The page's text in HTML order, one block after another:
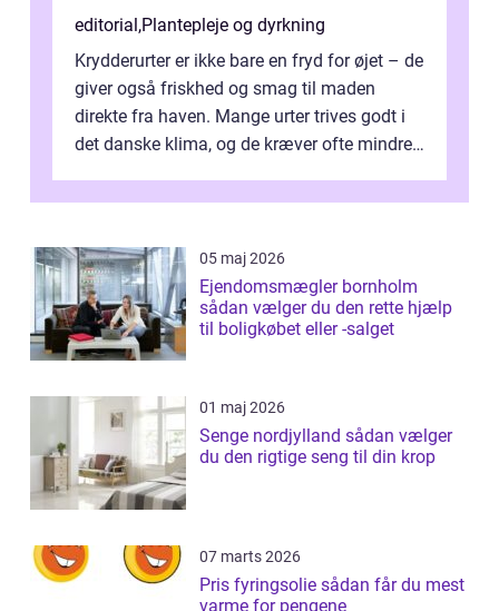
editorial,Plantepleje og dyrkning
Krydderurter er ikke bare en fryd for øjet – de
giver også friskhed og smag til maden
direkte fra haven. Mange urter trives godt i
det danske klima, og de kræver ofte mindre
05 maj 2026
Ejendomsmægler bornholm
sådan vælger du den rette hjælp
til boligkøbet eller -salget
01 maj 2026
Senge nordjylland sådan vælger
du den rigtige seng til din krop
07 marts 2026
Pris fyringsolie sådan får du mest
varme for pengene